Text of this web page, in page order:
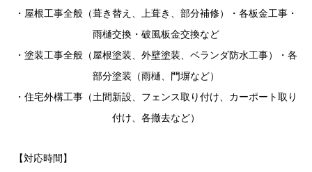
・屋根工事全般（葺き替え、上葺き、部分補修）・各板金工事・
雨樋交換・破風板金交換など
・塗装工事全般（屋根塗装、外壁塗装、ベランダ防水工事）・各
部分塗装（雨樋、門塀など）
・住宅外構工事（土間新設、フェンス取り付け、カーポート取り
付け、各撤去など）
【対応時間】